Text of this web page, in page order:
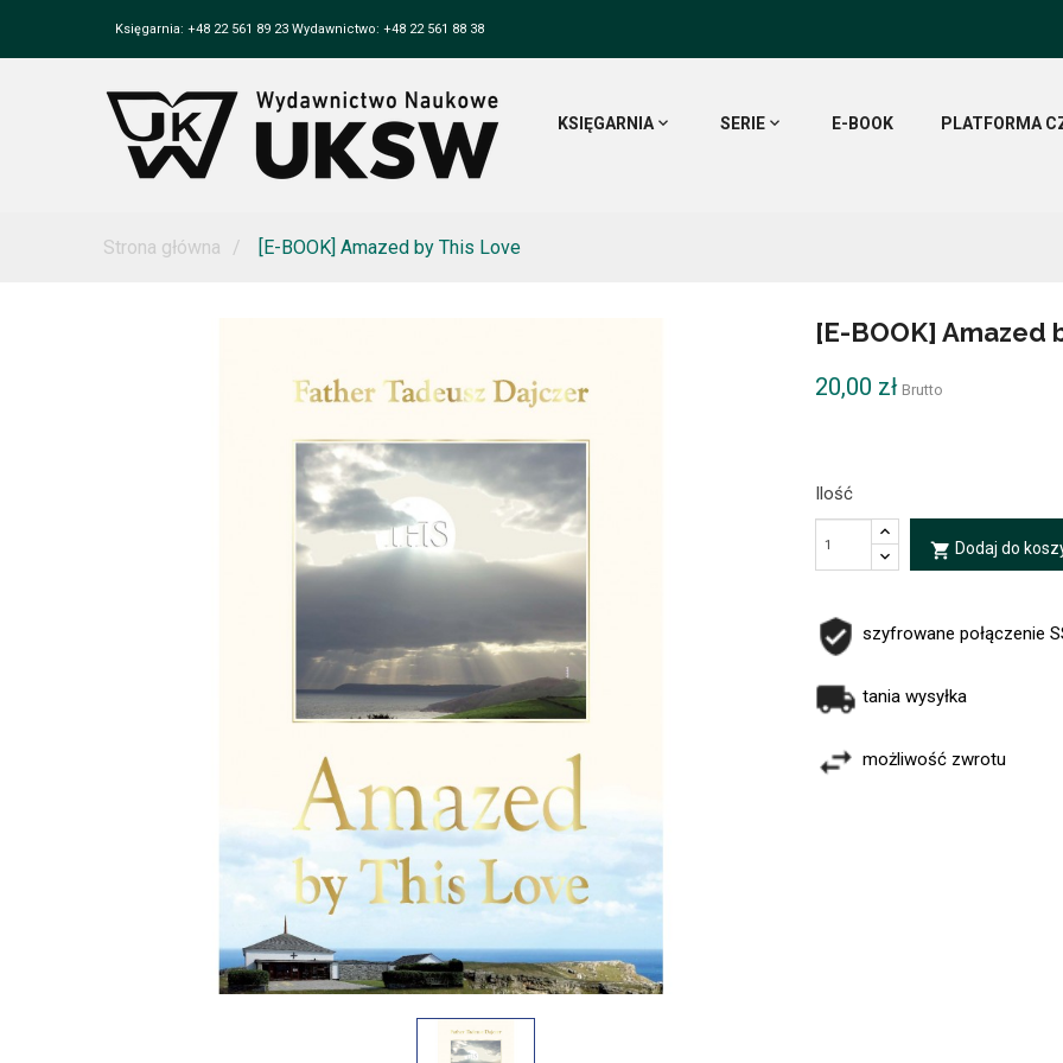
Księgarnia: +48 22 561 89 23 Wydawnictwo: +48 22 561 88 38
KSIĘGARNIA SERIE E-BOOK PLATFORMA
Strona główna [E-BOOK] Amazed by This Love
[E-BOOK] Amazed
20,00 zł Brutto
Ilość
local_grocery_store Dodaj do
szyfrowane połączenie
tania wysyłka
możliwość zwrotu